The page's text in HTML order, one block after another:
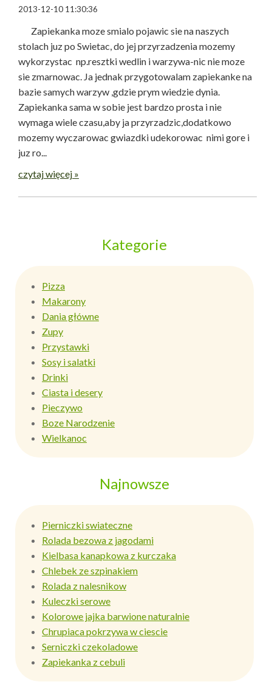
2013-12-10 11:30:36
Zapiekanka moze smialo pojawic sie na naszych
stolach juz po Swietac, do jej przyrzadzenia mozemy
wykorzystac np.resztki wedlin i warzywa-nic nie moze
sie zmarnowac. Ja jednak przygotowalam zapiekanke na
bazie samych warzyw ,gdzie prym wiedzie dynia.
Zapiekanka sama w sobie jest bardzo prosta i nie
wymaga wiele czasu,aby ja przyrzadzic,dodatkowo
mozemy wyczarowac gwiazdki udekorowac nimi gore i
juz ro...
czytaj więcej »
Kategorie
Pizza
Makarony
Dania główne
Zupy
Przystawki
Sosy i salatki
Drinki
Ciasta i desery
Pieczywo
Boze Narodzenie
Wielkanoc
Najnowsze
Pierniczki swiateczne
Rolada bezowa z jagodami
Kielbasa kanapkowa z kurczaka
Chlebek ze szpinakiem
Rolada z nalesnikow
Kuleczki serowe
Kolorowe jajka barwione naturalnie
Chrupiaca pokrzywa w ciescie
Serniczki czekoladowe
Zapiekanka z cebuli